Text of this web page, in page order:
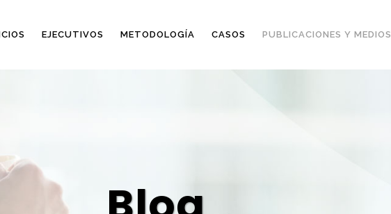
EJECUTIVOS METODOLOGÍA CASOS PUBLICACIONES Y MEDIOS